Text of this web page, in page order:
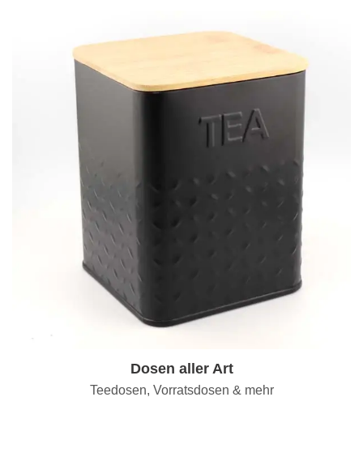
Dosen aller Art
Teedosen, Vorratsdosen & mehr